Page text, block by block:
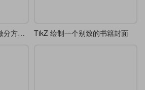
一个具有现代气息的偏微分方程中文书籍封面 TikZ 绘制一个别致的书籍封面